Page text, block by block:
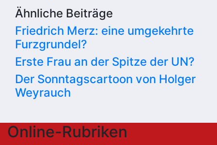
Ähnliche Beiträge
Friedrich Merz: eine umgekehrte
Furzgrundel?
Erste Frau an der Spitze der UN?
Der Sonntagscartoon von Holger
Weyrauch
Online-Rubriken